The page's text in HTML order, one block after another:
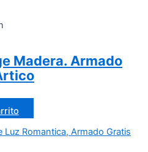
Madera. Armado